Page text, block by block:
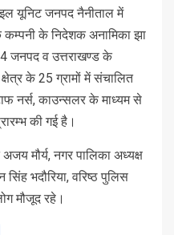
यूनिट जनपद नैनीताल में
कम्पनी के निदेशक अनामिका झा
जनपद व उत्तराखण्ड के
के 25 ग्रामों में संचालित
नर्स, काउन्सलर के माध्यम से
की गई है।
मौर्य, नगर पालिका अध्यक्ष
सिंह भदौरिया, वरिष्ठ पुलिस
मौजूद रहे।